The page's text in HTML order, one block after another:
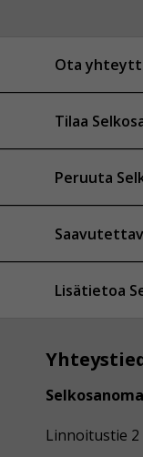
Ota
Tilaa
Peruuta
Lisätietoa
Linnoitustie 2